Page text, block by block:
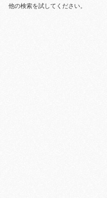
他の検索を試してください。